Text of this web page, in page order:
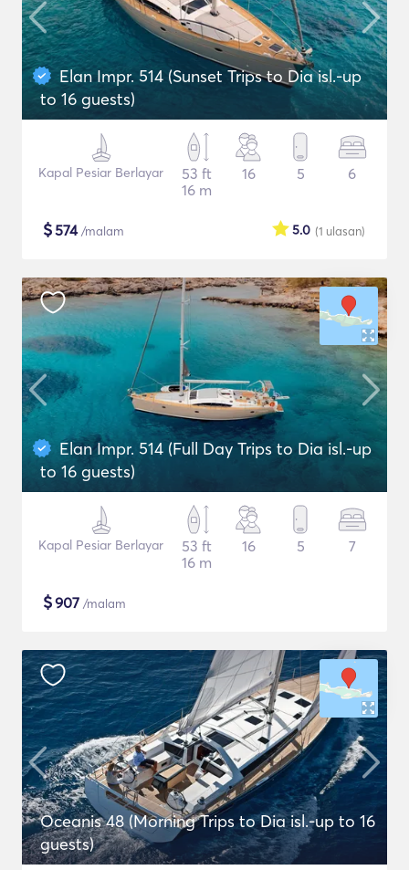
Elan Impr. 514 (Sunset Trips to Dia isl.-up
to 16 guests)
Kapal Pesiar Berlayar
53 ft
16 m
16 5 6
$574/malam (1 ulasan)
5.0
Elan Impr. 514 (Full Day Trips to Dia isl.-up
to 16 guests)
Kapal Pesiar Berlayar
53 ft
16 m
16 5 7
$907 /malam
Oceanis 48 (Morning Trips to Dia isl.-up to 16
guests)